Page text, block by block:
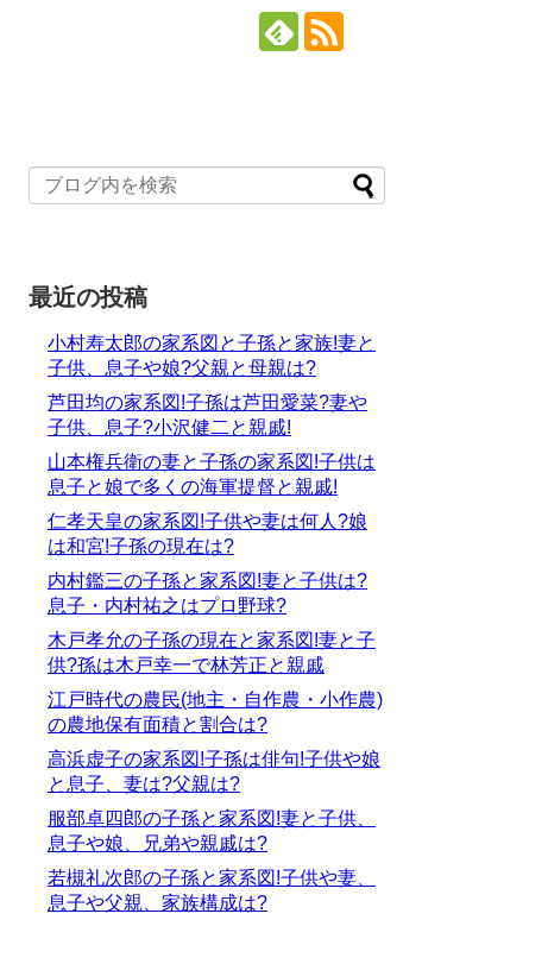
最近の投稿
小村寿太郎の家系図と子孫と家族!妻と
子供、息子や娘?父親と母親は?
芦田均の家系図!子孫は芦田愛菜?妻や
子供、息子?小沢健二と親戚!
山本権兵衛の妻と子孫の家系図!子供は
息子と娘で多くの海軍提督と親戚!
仁孝天皇の家系図!子供や妻は何人?娘
は和宮!子孫の現在は?
内村鑑三の子孫と家系図!妻と子供は?
息子・内村祐之はプロ野球?
木戸孝允の子孫の現在と家系図!妻と子
供?孫は木戸幸一で林芳正と親戚
江戸時代の農民(地主・自作農・小作農)
の農地保有面積と割合は?
高浜虚子の家系図!子孫は俳句!子供や娘
と息子、妻は?父親は?
服部卓四郎の子孫と家系図!妻と子供、
息子や娘、兄弟や親戚は?
若槻礼次郎の子孫と家系図!子供や妻、
息子や父親、家族構成は?